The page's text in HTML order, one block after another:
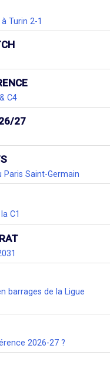
Turin 2-1
C4
27
Paris Saint-Germain
C1
barrages de la Ligue
2026-27 ?